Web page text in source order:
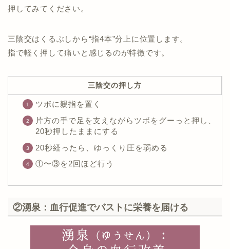
押してみてください。
三陰交はくるぶしから“指4本”分上に位置します。
指で軽く押して痛いと感じるのが特徴です。
三陰交の押し方
ツボに親指を置く
片方の手で足を支えながらツボをグーっと押し、
20秒押したままにする
20秒経ったら、ゆっくり圧を弱める
①〜③を2回ほど行う
②湧泉：血行促進でバストに栄養を届ける